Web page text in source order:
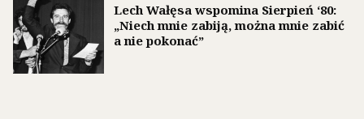
Lech Wałęsa wspomina Sierpień ‘80:
„Niech mnie zabiją, można mnie zabić
a nie pokonać”